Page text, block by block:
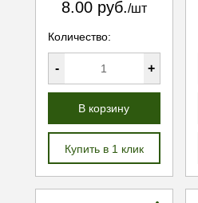
8.00 руб./шт
Количество:
- +
В корзину
Купить в 1 клик